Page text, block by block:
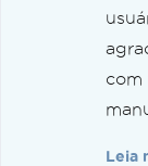
com
Leia